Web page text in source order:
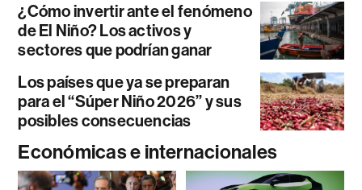
¿Cómo invertir ante el fenómeno
de El Niño? Los activos y
sectores que podrían ganar
Los países que ya se preparan
para el “Súper Niño 2026” y sus
posibles consecuencias
Económicas e internacionales